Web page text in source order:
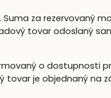
za rezervovaný
tovar odoslaný
o dostupnosti
tovar je objednaný